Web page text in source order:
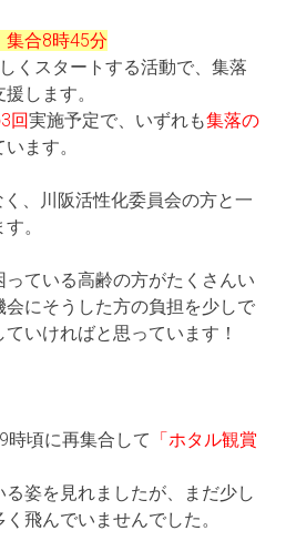
集合8時45分
くスタートする活動で、集落
します。
回実施予定で、いずれも集落の
ます。
、川阪活性化委員会の方と一
。
ている高齢の方がたくさんい
にそうした方の負担を少しで
いければと思っています！
時頃に再集合して 「ホタル観賞
姿を見れましたが、まだ少し
飛んでいませんでした。